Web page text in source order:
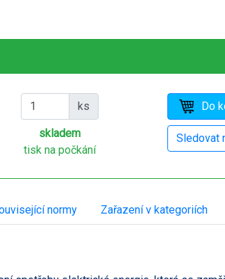
ks
skladem
tisk na počkání
normy Zařazení v kategoriích